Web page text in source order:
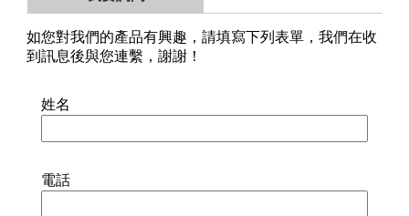
如您對我們的產品有興趣，請填寫下列表單，我們在收
到訊息後與您連繫，謝謝！
姓名
電話